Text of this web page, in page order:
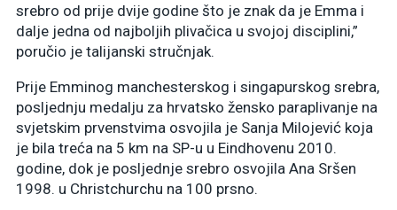
srebro od prije dvije godine što je znak da je Emma i
dalje jedna od najboljih plivačica u svojoj disciplini,”
poručio je talijanski stručnjak.
Prije Emminog manchesterskog i singapurskog srebra,
posljednju medalju za hrvatsko žensko paraplivanje na
svjetskim prvenstvima osvojila je Sanja Milojević koja
je bila treća na 5 km na SP-u u Eindhovenu 2010.
godine, dok je posljednje srebro osvojila Ana Sršen
1998. u Christchurchu na 100 prsno.